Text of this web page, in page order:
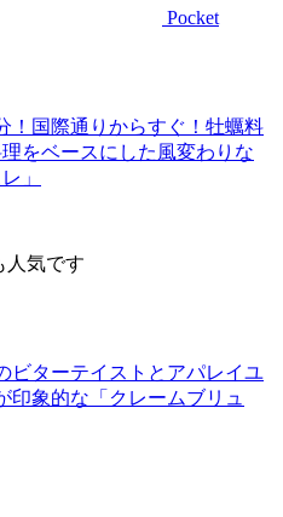
Pocket
！国際通りからすぐ！牡蠣料
をベースにした風変わりな
」
ビターテイストとアパレイユ
印象的な「クレームブリュ